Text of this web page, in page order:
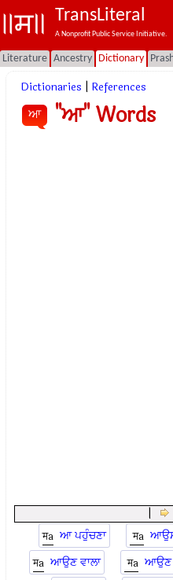
TransLiteral
A Nonprofit Public Service Initiative.
Literature Ancestry Dictionary
Dictionaries References
ਆ "ਆ" Words
ਆ ਪਹੁੰਚਣਾ
ਆਉਣ ਵਾਲਾ
ਆਉਣ